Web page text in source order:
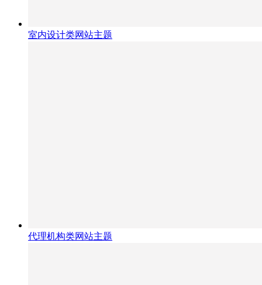
室内设计类网站主题
代理机构类网站主题